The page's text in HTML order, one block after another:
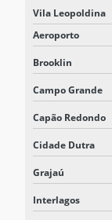
RETIFICADOR
RETIFICADOR
RETIFICADOR
RETIFICADOR
RETIFICADOR
RETIFICADOR
RETIFICADOR
Vila Leopoldina
Aeroporto
Brooklin
Campo Grande
Capão Redondo
Cidade Dutra
Grajaú
Interlagos